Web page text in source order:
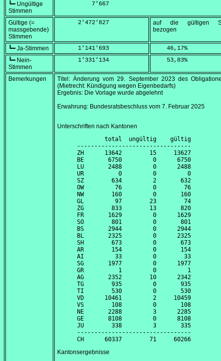
┗━ Ungültige
Stimmen
          7'667
Gültige (=
massgebende)
Stimmen
      2'472'827
auf die gültigen
bezogen
┗━ Ja-Stimmen
      1'141'693
    46,17
%
┗━ Nein-
Stimmen
      1'331'134
    53,83
%
Bemerkungen Titel: Änderung vom29. September 2023des
(Mietrecht: Kündigung wegen Eigenbedarfs)
Ergebnis: Die Vorlage wurde abgelehnt
Erwahrung: Bundesratsbeschluss vom 7. Februar 2025
Unterschriften nach Kantonen
        total  ungültig    gültig
---------------------------------
ZH      13642        15     13627
BE       6750         0      6750
LU       2488         0      2488
UR          0         0         0
SZ        634         2       632
OW         76         0        76
NW        160         0       160
GL         97        23        74
ZG        833        13       820
FR       1629         0      1629
SO        801         0       801
BS       2944         0      2944
BL       2325         0      2325
SH        673         0       673
AR        154         0       154
AI         33         0        33
SG       1977         0      1977
GR          1         0         1
AG       2352        10      2342
TG        935         0       935
TI        530         0       530
VD      10461         2     10459
VS        108         0       108
NE       2288         3      2285
GE       8108         0      8108
JU        338         3       335
---------------------------------
Kantonsergebnisse